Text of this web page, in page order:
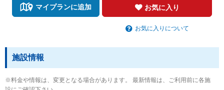
マイプランに追加 お気に入り
お気に入りについて
施設情報
※料金や情報は、変更となる場合があります。 最新情報は、ご利用前に各施